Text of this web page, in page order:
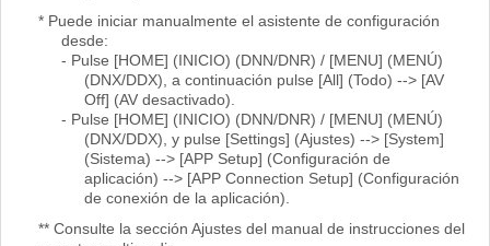
* Puede iniciar manualmente el asistente de configuración
desde:
- Pulse [HOME] (INICIO) (DNN/DNR) / [MENU] (MENÚ)
(DNX/DDX), a continuación pulse [All] (Todo) --> [AV
Off] (AV desactivado).
- Pulse [HOME] (INICIO) (DNN/DNR) / [MENU] (MENÚ)
(DNX/DDX), y pulse [Settings] (Ajustes) --> [System]
(Sistema) --> [APP Setup] (Configuración de
aplicación) --> [APP Connection Setup] (Configuración
de conexión de la aplicación).
** Consulte la sección Ajustes del manual de instrucciones del